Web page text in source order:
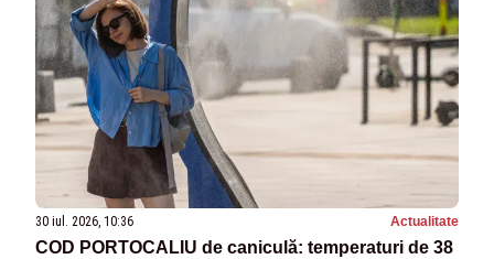
30 iul. 2026, 10:36 Actualitate
COD PORTOCALIU de caniculă: temperaturi de 38